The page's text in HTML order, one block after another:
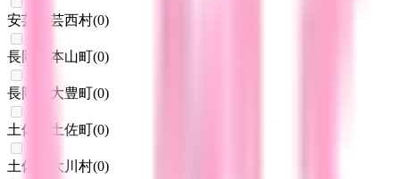
安芸郡芸西村(0)
長岡郡本山町(0)
長岡郡大豊町(0)
土佐郡土佐町(0)
土佐郡大川村(0)